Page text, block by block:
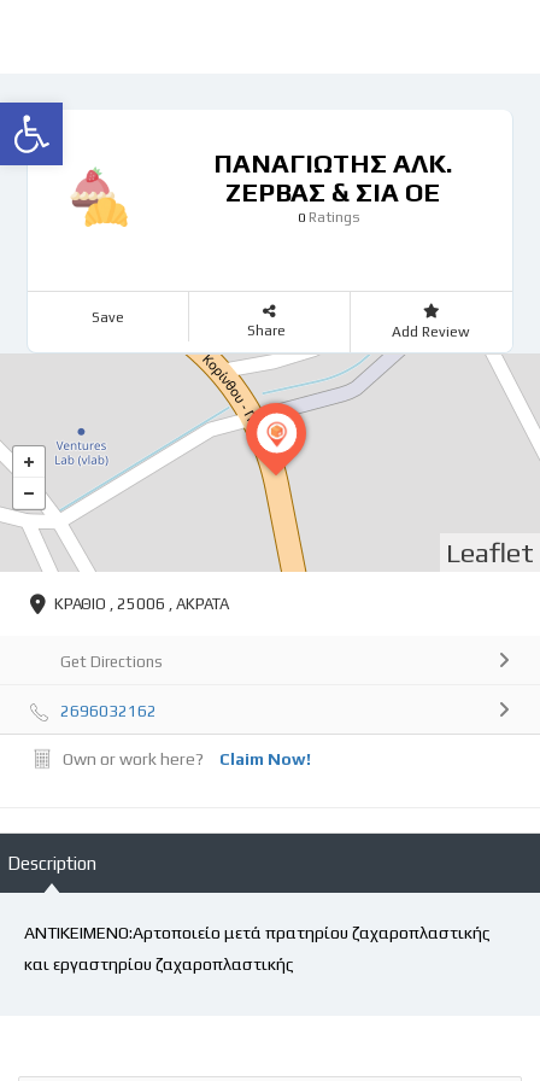
Ανοίξτε τη γραμμή εργαλείων
ΠΑΝΑΓΙΩΤΗΣ ΑΛΚ.
ΖΕΡΒΑΣ & ΣΙΑ ΟΕ
0Ratings
Save
Share Add Review
Leaflet
ΚΡΑΘΙΟ , 25006 , ΑΚΡΑΤΑ
Get Directions
2696032162
Own or work here? Claim Now!
Description
ΑΝΤΙΚΕΙΜΕΝΟ:Αρτοποιείο μετά πρατηρίου ζαχαροπλαστικής
και εργαστηρίου ζαχαροπλαστικής